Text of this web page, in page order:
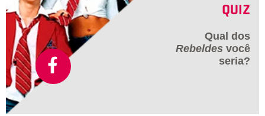
QUIZ
Qual dos
Rebeldes você
seria?